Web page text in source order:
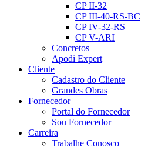
CP II-32
CP III-40-RS-BC
CP IV-32-RS
CP V-ARI
Concretos
Apodi Expert
Cliente
Cadastro do Cliente
Grandes Obras
Fornecedor
Portal do Fornecedor
Sou Fornecedor
Carreira
Trabalhe Conosco